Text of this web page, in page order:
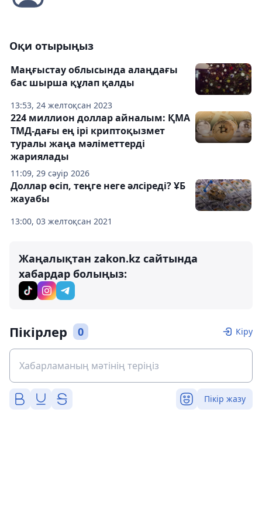
Оқи отырыңыз
13:53, 24 желтоқсан 2023
Маңғыстау облысында алаңдағы
бас шырша құлап қалды
11:09, 29 сәуір 2026
224 миллион доллар айналым: ҚМА
ТМД-дағы ең ірі криптоқызмет
туралы жаңа мәліметтерді
жариялады
13:00, 03 желтоқсан 2021
Доллар өсіп, теңге неге әлсіреді? ҰБ
жауабы
Жаңалықтан zakon.kz сайтында
хабардар болыңыз:
Пікірлер 0 Кіру
Пікір жазу